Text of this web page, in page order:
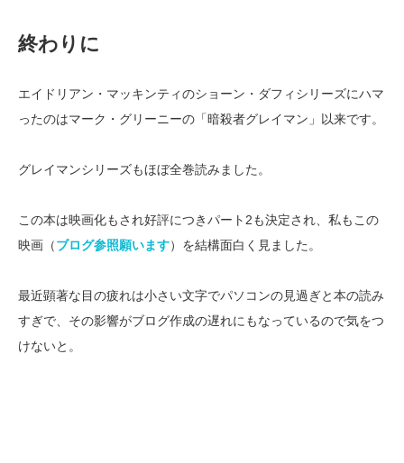
終わりに
エイドリアン・マッキンティのショーン・ダフィシリーズにハマ
ったのはマーク・グリーニーの「暗殺者グレイマン」以来です。
グレイマンシリーズもほぼ全巻読みました。
この本は映画化もされ好評につきパート2も決定され、私もこの
映画（ブログ参照願います）を結構面白く見ました。
最近顕著な目の疲れは小さい文字でパソコンの見過ぎと本の読み
すぎで、その影響がブログ作成の遅れにもなっているので気をつ
けないと。